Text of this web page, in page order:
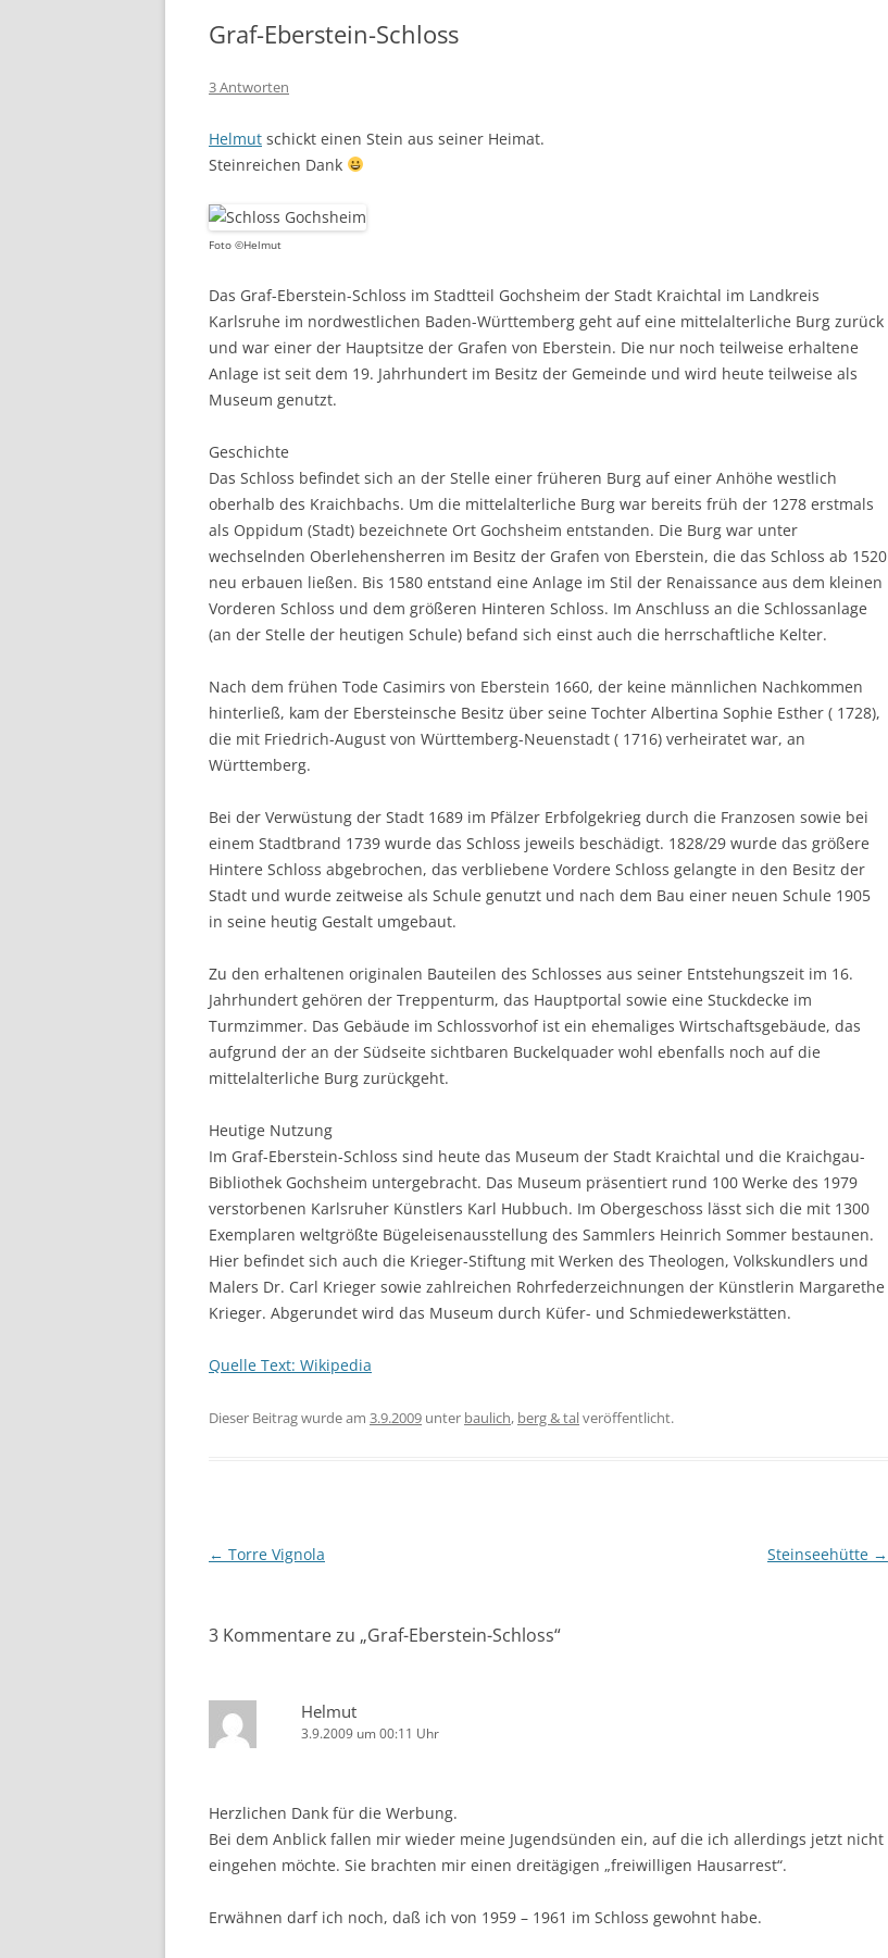
Graf-Eberstein-Schloss
3 Antworten
Helmut schickt einen Stein aus seiner Heimat.
Steinreichen Dank
Foto ©Helmut
Das Graf-Eberstein-Schloss im Stadtteil Gochsheim der Stadt Kraichtal im Landkreis
Karlsruhe im nordwestlichen Baden-Württemberg geht auf eine mittelalterliche Burg zurück
und war einer der Hauptsitze der Grafen von Eberstein. Die nur noch teilweise erhaltene
Anlage ist seit dem 19. Jahrhundert im Besitz der Gemeinde und wird heute teilweise als
Museum genutzt.
Geschichte
Das Schloss befindet sich an der Stelle einer früheren Burg auf einer Anhöhe westlich
oberhalb des Kraichbachs. Um die mittelalterliche Burg war bereits früh der 1278 erstmals
als Oppidum (Stadt) bezeichnete Ort Gochsheim entstanden. Die Burg war unter
wechselnden Oberlehensherren im Besitz der Grafen von Eberstein, die das Schloss ab 1520
neu erbauen ließen. Bis 1580 entstand eine Anlage im Stil der Renaissance aus dem kleinen
Vorderen Schloss und dem größeren Hinteren Schloss. Im Anschluss an die Schlossanlage
(an der Stelle der heutigen Schule) befand sich einst auch die herrschaftliche Kelter.
Nach dem frühen Tode Casimirs von Eberstein 1660, der keine männlichen Nachkommen
hinterließ, kam der Ebersteinsche Besitz über seine Tochter Albertina Sophie Esther ( 1728),
die mit Friedrich-August von Württemberg-Neuenstadt ( 1716) verheiratet war, an
Württemberg.
Bei der Verwüstung der Stadt 1689 im Pfälzer Erbfolgekrieg durch die Franzosen sowie bei
einem Stadtbrand 1739 wurde das Schloss jeweils beschädigt. 1828/29 wurde das größere
Hintere Schloss abgebrochen, das verbliebene Vordere Schloss gelangte in den Besitz der
Stadt und wurde zeitweise als Schule genutzt und nach dem Bau einer neuen Schule 1905
in seine heutig Gestalt umgebaut.
Zu den erhaltenen originalen Bauteilen des Schlosses aus seiner Entstehungszeit im 16.
Jahrhundert gehören der Treppenturm, das Hauptportal sowie eine Stuckdecke im
Turmzimmer. Das Gebäude im Schlossvorhof ist ein ehemaliges Wirtschaftsgebäude, das
aufgrund der an der Südseite sichtbaren Buckelquader wohl ebenfalls noch auf die
mittelalterliche Burg zurückgeht.
Heutige Nutzung
Im Graf-Eberstein-Schloss sind heute das Museum der Stadt Kraichtal und die Kraichgau-
Bibliothek Gochsheim untergebracht. Das Museum präsentiert rund 100 Werke des 1979
verstorbenen Karlsruher Künstlers Karl Hubbuch. Im Obergeschoss lässt sich die mit 1300
Exemplaren weltgrößte Bügeleisenausstellung des Sammlers Heinrich Sommer bestaunen.
Hier befindet sich auch die Krieger-Stiftung mit Werken des Theologen, Volkskundlers und
Malers Dr. Carl Krieger sowie zahlreichen Rohrfederzeichnungen der Künstlerin Margarethe
Krieger. Abgerundet wird das Museum durch Küfer- und Schmiedewerkstätten.
Quelle Text: Wikipedia
Dieser Beitrag wurde am 3.9.2009 unter baulich, berg & talveröffentlicht.
Beitragsnavigation
← Torre Vignola Steinseehütte →
3 Kommentare zu „Graf-Eberstein-Schloss“
Helmut
3.9.2009 um 00:11 Uhr
Herzlichen Dank für die Werbung.
Bei dem Anblick fallen mir wieder meine Jugendsünden ein, auf die ich allerdings jetzt nicht
eingehen möchte. Sie brachten mir einen dreitägigen „freiwilligen Hausarrest“.
Erwähnen darf ich noch, daß ich von 1959 – 1961 im Schloss gewohnt habe.